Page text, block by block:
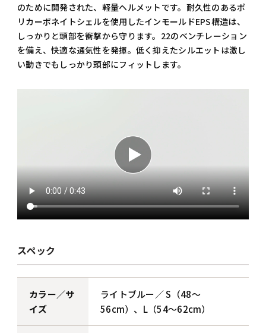
のために開発された、軽量ヘルメットです。耐久性のあるポ
リカーボネイトシェルを使用したインモールドEPS構造は、
しっかりと頭部を衝撃から守ります。22のベンチレーション
を備え、快適な通気性を発揮。低く抑えたシルエットは激し
い動きでもしっかり頭部にフィットします。
スペック
カラー／サ
イズ
ライトブルー／ S（48～
56cm）、L（54～62cm）